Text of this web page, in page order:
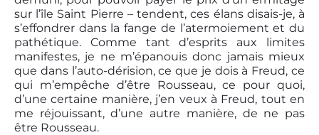
sur l’île Saint Pierre – tendent, ces élans disais-je, à
s’effondrer dans la fange de l’atermoiement et du
pathétique. Comme tant d’esprits aux limites
manifestes, je ne m’épanouis donc jamais mieux
que dans l’auto-dérision, ce que je dois à Freud, ce
qui m’empêche d’être Rousseau, ce pour quoi,
d’une certaine manière, j’en veux à Freud, tout en
me réjouissant, d’une autre manière, de ne pas
être Rousseau.